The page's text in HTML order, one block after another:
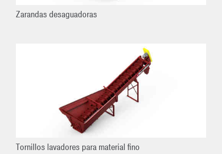
Zarandas desaguadoras
Tornillos lavadores para material fino